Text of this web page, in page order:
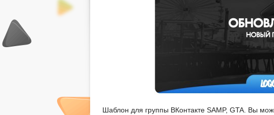
Шаблон для группы ВКонтакте SAMP, GTA. Вы